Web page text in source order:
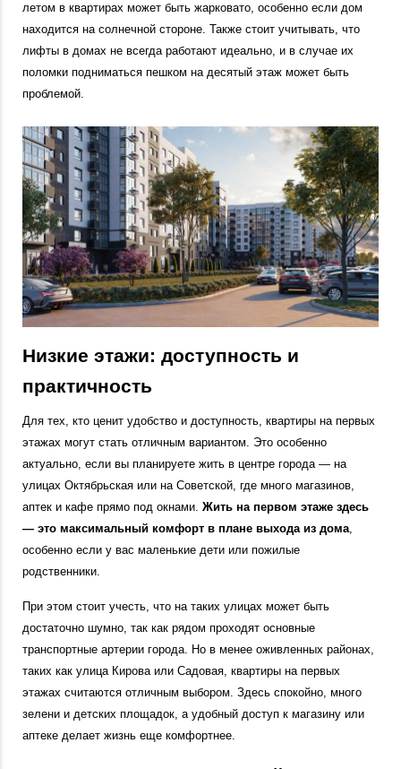
летом в квартирах может быть жарковато, особенно если дом
находится на солнечной стороне. Также стоит учитывать, что
лифты в домах не всегда работают идеально, и в случае их
поломки подниматься пешком на десятый этаж может быть
проблемой.
Низкие этажи: доступность и
практичность
Для тех, кто ценит удобство и доступность, квартиры на первых
этажах могут стать отличным вариантом. Это особенно
актуально, если вы планируете жить в центре города — на
улицах Октябрьская или на Советской, где много магазинов,
аптек и кафе прямо под окнами. Жить на первом этаже здесь
— это максимальный комфорт в плане выхода из дома,
особенно если у вас маленькие дети или пожилые
родственники.
При этом стоит учесть, что на таких улицах может быть
достаточно шумно, так как рядом проходят основные
транспортные артерии города. Но в менее оживленных районах,
таких как улица Кирова или Садовая, квартиры на первых
этажах считаются отличным выбором. Здесь спокойно, много
зелени и детских площадок, а удобный доступ к магазину или
аптеке делает жизнь еще комфортнее.